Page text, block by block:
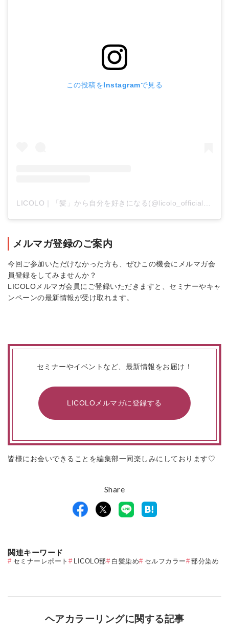
Share
この投稿をInstagramで見る
メルマガ登録のご案内
今回ご参加いただけなかった方も、ぜひこの機会にメルマガ会
員登録をしてみませんか？
LICOLOメルマガ会員にご登録いただきますと、セミナーやキャ
ンペーンの最新情報が受け取れます。
セミナーやイベントなど、最新情報をお届け！
LICOLOメルマガに登録する
皆様にお会いできることを編集部一同楽しみにしております♡
関連キーワード
セミナーレポート LICOLO部 白髪染め セルフカラー 部分染め
ヘアカラーリングに関する記事